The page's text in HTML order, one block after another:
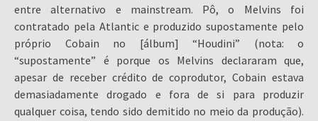
entre alternativo e mainstream. Pô, o Melvins foi
contratado pela Atlantic e produzido supostamente pelo
próprio Cobain no [álbum] “Houdini” (nota: o
“supostamente” é porque os Melvins declararam que,
apesar de receber crédito de coprodutor, Cobain estava
demasiadamente drogado e fora de si para produzir
qualquer coisa, tendo sido demitido no meio da produção).